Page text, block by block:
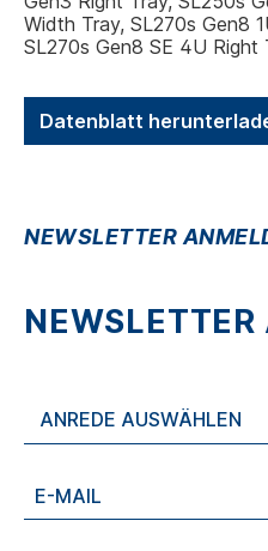
Width Tray, SL270s Gen8
SL270s Gen8 SE 4U Right
Datenblatt
NEWSLETTER